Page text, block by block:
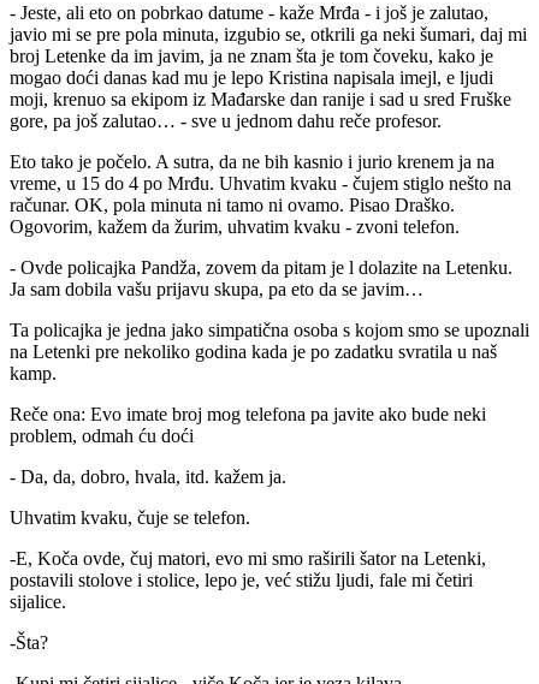
- Jeste, ali eto on pobrkao datume - kaže Mrđa - i još je zalutao,
javio mi se pre pola minuta, izgubio se, otkrili ga neki šumari, daj mi
broj Letenke da im javim, ja ne znam šta je tom čoveku, kako je
mogao doći danas kad mu je lepo Kristina napisala imejl, e ljudi
moji, krenuo sa ekipom iz Mađarske dan ranije i sad u sred Fruške
gore, pa još zalutao… - sve u jednom dahu reče profesor.
Eto tako je počelo. A sutra, da ne bih kasnio i jurio krenem ja na
vreme, u 15 do 4 po Mrđu. Uhvatim kvaku - čujem stiglo nešto na
računar. OK, pola minuta ni tamo ni ovamo. Pisao Draško.
Ogovorim, kažem da žurim, uhvatim kvaku - zvoni telefon.
- Ovde policajka Pandža, zovem da pitam je l dolazite na Letenku.
Ja sam dobila vašu prijavu skupa, pa eto da se javim…
Ta policajka je jedna jako simpatična osoba s kojom smo se upoznali
na Letenki pre nekoliko godina kada je po zadatku svratila u naš
kamp.
Reče ona: Evo imate broj mog telefona pa javite ako bude neki
problem, odmah ću doći
- Da, da, dobro, hvala, itd. kažem ja.
Uhvatim kvaku, čuje se telefon.
-E, Koča ovde, čuj matori, evo mi smo raširili šator na Letenki,
postavili stolove i stolice, lepo je, već stižu ljudi, fale mi četiri
sijalice.
-Šta?